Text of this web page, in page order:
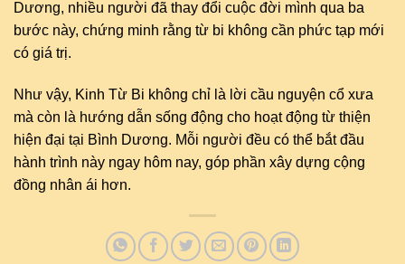
Dương, nhiều người đã thay đổi cuộc đời mình qua ba
bước này, chứng minh rằng từ bi không cần phức tạp mới
có giá trị.
Như vậy, Kinh Từ Bi không chỉ là lời cầu nguyện cổ xưa
mà còn là hướng dẫn sống động cho hoạt động từ thiện
hiện đại tại Bình Dương. Mỗi người đều có thể bắt đầu
hành trình này ngay hôm nay, góp phần xây dựng cộng
đồng nhân ái hơn.